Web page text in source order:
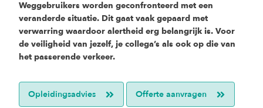
Weggebruikers worden geconfronteerd met een
veranderde situatie. Dit gaat vaak gepaard met
verwarring waardoor alertheid erg belangrijk is. Voor
de veiligheid van jezelf, je collega’s als ook op die van
het passerende verkeer.
Opleidingsadvies Offerte aanvragen